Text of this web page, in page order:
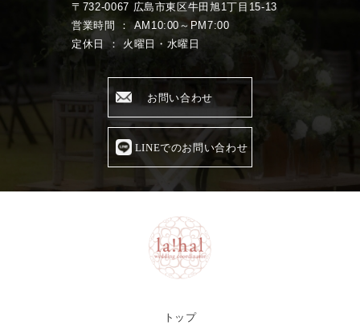
〒732-0067 広島市東区牛田旭1丁目15-13
営業時間 ： AM10:00～PM7:00
定休日 ： 火曜日・水曜日
お問い合わせ
LINEでのお問い合わせ
トップ